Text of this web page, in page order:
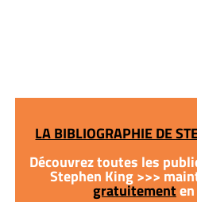
LA BIBLIOGRAPHIE DE
Découvrez toutes les
Stephen King >>>
gratuitementen